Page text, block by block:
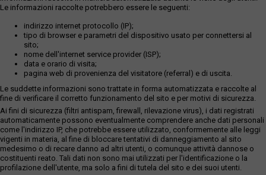
Le informazioni raccolte potrebbero essere le seguenti:
indirizzo internet protocollo (IP);
tipo di browser e parametri del dispositivo usato per connettersi al
sito;
nome dell'internet service provider (ISP);
data e orario di visita;
pagina web di provenienza del visitatore (referral) e di uscita.
Le suddette informazioni sono trattate in forma automatizzata e raccolte al
fine di verificare il corretto funzionamento del sito e per motivi di sicurezza.
Ai fini di sicurezza (filtri antispam, firewall, rilevazione virus), i dati registrati
automaticamente possono eventualmente comprendere anche dati personali
come l'indirizzo IP, che potrebbe essere utilizzato, conformemente alle leggi
vigenti in materia, al fine di bloccare tentativi di danneggiamento al sito
medesimo o di recare danno ad altri utenti, o comunque attività dannose o
costituenti reato. Tali dati non sono mai utilizzati per l'identificazione o la
profilazione dell'utente, ma solo a fini di tutela del sito e dei suoi utenti.